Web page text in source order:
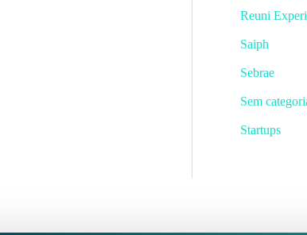
Reuni
Saiph
Sebrae
Sem
Startups